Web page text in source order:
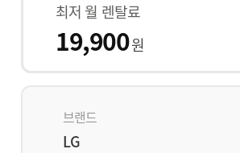
최저 월 렌탈료
19,900원
브랜드
LG